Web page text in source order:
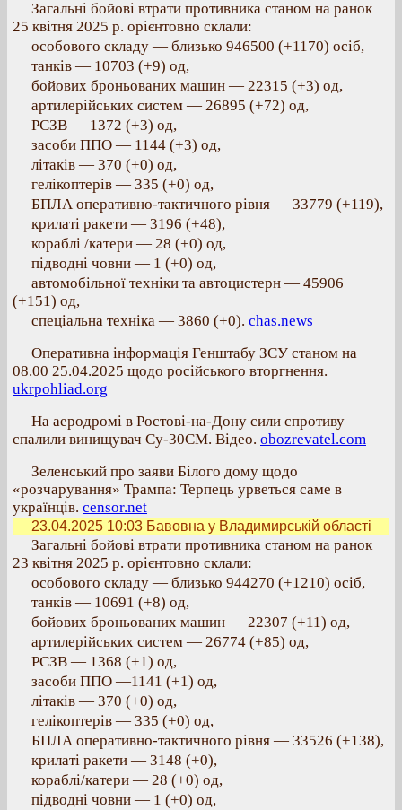
Загальні бойові втрати противника станом на ранок
25 квітня 2025 р. орієнтовно склали:
особового складу — близько 946500 (+1170) осіб,
танків — 10703 (+9) од,
бойових броньованих машин — 22315 (+3) од,
артилерійських систем — 26895 (+72) од,
РСЗВ — 1372 (+3) од,
засоби ППО — 1144 (+3) од,
літаків — 370 (+0) од,
гелікоптерів — 335 (+0) од,
БПЛА оперативно-тактичного рівня — 33779 (+119),
крилаті ракети — 3196 (+48),
кораблі /катери — 28 (+0) од,
підводні човни — 1 (+0) од,
автомобільної техніки та автоцистерн — 45906
(+151) од,
спеціальна техніка — 3860 (+0). chas.news
Оперативна інформація Генштабу ЗСУ станом на
08.00 25.04.2025 щодо російського вторгнення.
ukrpohliad.org
На аеродромі в Ростові-на-Дону сили спротиву
спалили винищувач Су-30СМ. Відео. obozrevatel.com
Зеленський про заяви Білого дому щодо
«розчарування» Трампа: Терпець урветься саме в
українців. censor.net
23.04.2025 10:03Бавовна у Владимирській області
Загальні бойові втрати противника станом на ранок
23 квітня 2025 р. орієнтовно склали:
особового складу — близько 944270 (+1210) осіб,
танків — 10691 (+8) од,
бойових броньованих машин — 22307 (+11) од,
артилерійських систем — 26774 (+85) од,
РСЗВ — 1368 (+1) од,
засоби ППО —1141 (+1) од,
літаків — 370 (+0) од,
гелікоптерів — 335 (+0) од,
БПЛА оперативно-тактичного рівня — 33526 (+138),
крилаті ракети — 3148 (+0),
кораблі/катери — 28 (+0) од,
підводні човни — 1 (+0) од,